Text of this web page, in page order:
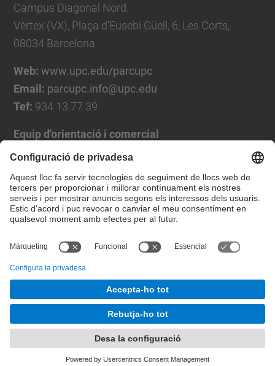
Campus Diagonal Nord.
Vèrtex (VX), Plaça d'Eusebi Güell, 6, Les Corts,
08034 Barcelona
Web: www.upc.edu/parcupc
Email: parcupc.info@upc.edu
Tef: 934 13 77 39
Equip d'orientació i comercial
José Luís Grande
Tel. 93 4137194
jose.luis.grande@upc.edu
Formulari de contacte
Desenvolupat amb